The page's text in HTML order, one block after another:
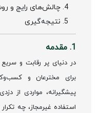
چالش‌های رایج و
نتیجه‌گیری
1. مقدمه
برای مخترعان و
پیشگیرانه، مواردی از
استفاده غیرمجاز، چه